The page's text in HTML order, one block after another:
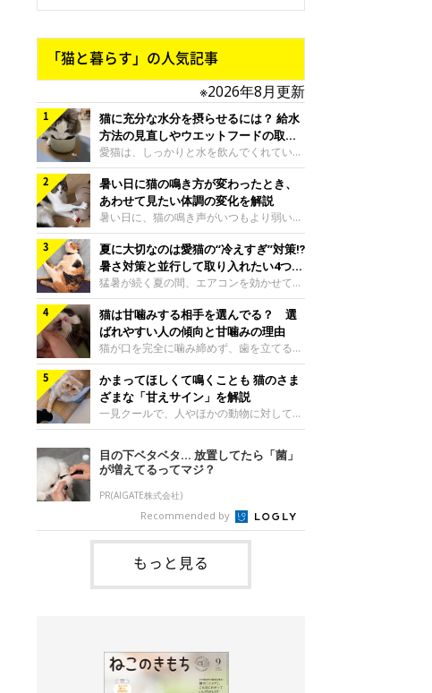
「猫と暮らす」の人気記事
※2026年8月更新
猫に充分な水分を摂らせるには？ 給水
方法の見直しやウエットフードの取り
入れ方を解説
愛猫は、しっかりと水を飲んでくれていま
すか？ 夏場はエアコンで室内が涼しいこ
ともあり、猫があまり水を飲まないこと
も。積極的に水分を摂らせるためには、給
水方法を見直したり、フードから水分を摂
らせたりする方法があります。今回は獣医
師の重本仁先生に、猫に水分を摂らせるた
めにできるためできる工夫を教えていただ
きました。ボウルの高さを愛猫の好みにね
このきもち投稿写真ギャラリー水飲みボウ
ルの高さは、猫が飲むときに頭が胃より下
にならないように設定すると飲みやすいで
しょう。首を深く折り曲げずに済むため、
関節や食道への負
暑い日に猫の鳴き方が変わったとき、
あわせて見たい体調の変化を解説
暑い日に、猫の鳴き声がいつもより弱い、
かすれる、しつこく鳴くなど、ふだんと違
って聞こえることがあります。 そんなと
き、あわせてどのような様子を確認したら
よいのでしょうか。暑い日に猫の鳴き方が
変わるときの見方や注意したい体調の変化
などについて、ねこのきもち獣医師相談室
の山口みき先生に伺いました。 鳴き方の
変化だけで判断せず、全身の様子も確認し
てねこのきもち投稿写真ギャラリー猫の鳴
き方が変わったとき、暑さと関係している
ように見えることがあります。 ただ、鳴
き声だけで原因を決めるのは難しく、体調
や環境の変化を
夏に大切なのは愛猫の“冷えすぎ”対策⁉
暑さ対策と並行して取り入れたい4つの
工夫
猛暑が続く夏の間、エアコンを効かせて室
内を冷やしますよね。しかし、人にとって
は快適な温度でも、猫にとっては温度が低
すぎることも。暑さ対策と並行して、冷え
すぎ対策もしっかりと行うことが大切で
す。今回は獣医師の重本仁先生に、猫の冷
えすぎを防ぐ4つの対策を教えていただき
ました。（1） 冷房の効いていない部屋に
行き来できるようにするねこのきもち投稿
写真ギャラリー猫が寒いと感じたときに、
ましょう。冷房の効いていない部屋や廊下
へも自由に行き来できるように、ドアは猫
が通れる程度に
猫は甘噛みする相手を選んでる？ 選
ばれやすい人の傾向と甘噛みの理由
猫が口を完全に噛み締めず、歯を立てる程
度に噛む“甘噛み”。遊びやスキンシップの
ときに繰り出すことがありますが、同じ家
族でも噛まれる頻度に違いがあると感じる
ことも。ねこのきもちWEB MAGAZINEで
は、飼い主さんたちにアンケートを実施
し、愛猫が甘噛みする相手を選んでいると
感じる状況を教えてもらいました。また、
ねこのきもち獣医師相談室の原駿太朗先生
には、実際に猫は甘噛みする相手を選んで
いるのか、その真相をお聞きします。約6
割の飼い主さんが「甘噛みする相手を選ん
でいる」と感じていた※2026年5月実施
かまってほしくて鳴くことも 猫のさま
ざまな「甘えサイン」を解説
一見クールで、人やほかの動物に対してあ
まり求めないように見える猫。しかし、実
は甘えん坊な性格の猫も少なくありませ
ん。今回は猫たちが出している“甘えサイ
ン”について、帝京科学大学生命環境学部
アニマルサイエンス学科准教授の加隈良枝
先生に教えていただきました。鳴くのは、
かまってほしいサインねこのきもち投稿写
真ギャラリーもともと、子猫が親猫に対し
てお世話を求めるときに鳴き声を使いま
す。子猫なので「ニャー」よりもややか細
い「ミャア」といった鳴き声になります
目の下ベタベタ… 放置してたら「菌」
が増えてるってマジ？
PR(AIGATE株式会社)
Recommended by
もっと見る